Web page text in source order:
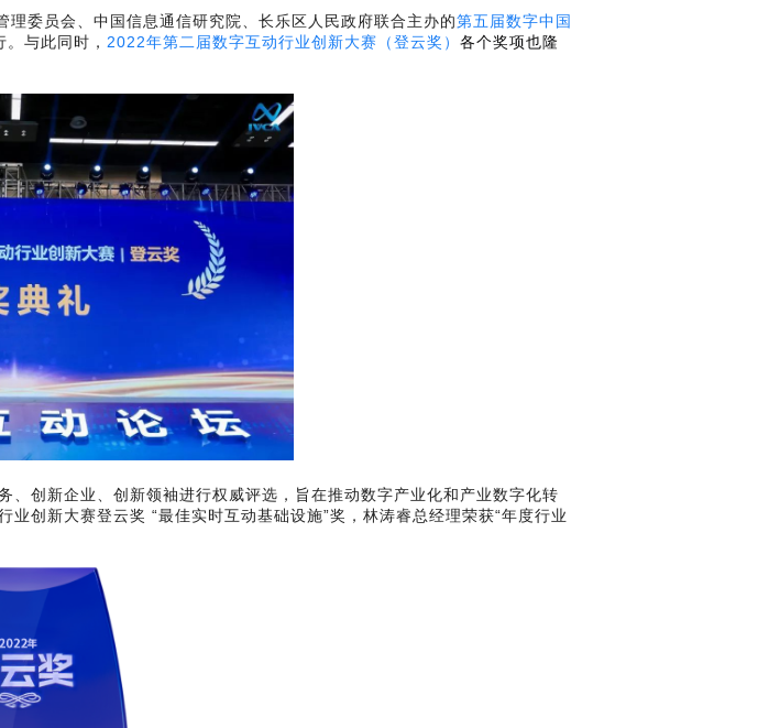
存储
服务器
委员会、中国信息通信研究院、长乐区人民政府联合主办的第五届数字中国
与此同时， 2022年第二届数字互动行业创新大赛（登云奖） 各个奖项也隆
、创新企业、创新领袖进行权威评选，旨在推动数字产业化和产业数字化转
业创新大赛登云奖 “最佳实时互动基础设施”奖，林涛睿总经理荣获“年度行业